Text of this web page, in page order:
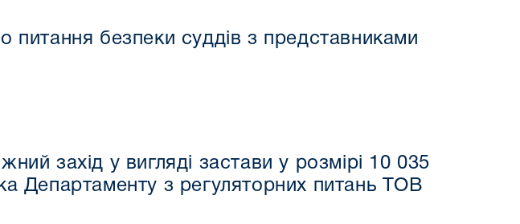
питання безпеки суддів з представниками
захід у вигляді застави у розмірі 10 035
Департаменту з регуляторних питань ТОВ